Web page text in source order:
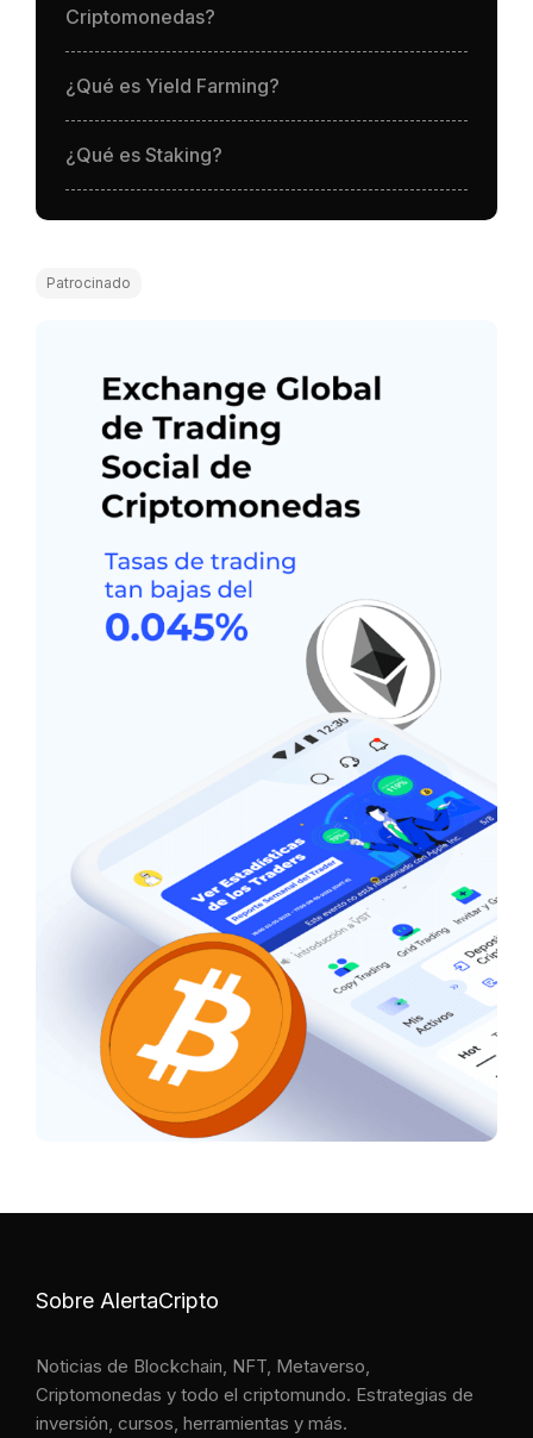
Criptomonedas?
¿Qué es Yield Farming?
¿Qué es Staking?
Patrocinado
Sobre AlertaCripto
Noticias de Blockchain, NFT, Metaverso,
Criptomonedas y todo el criptomundo. Estrategias de
inversión, cursos, herramientas y más.